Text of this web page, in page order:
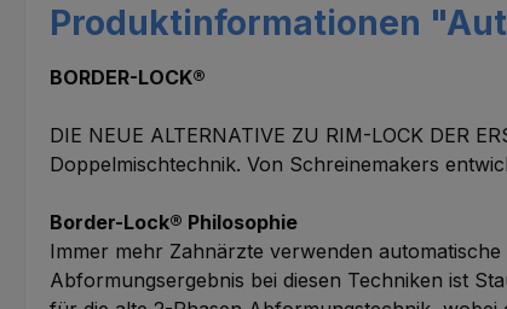
Produktinformationen
BORDER-LOCK®
DIE NEUE ALTERNATIVE ZU RIM-LOCK DER
Doppelmischtechnik. Von Schreinemakers
Border-Lock® Philosophie
Immer mehr Zahnärzte verwenden
Abformungsergebnis bei diesen Techniken ist